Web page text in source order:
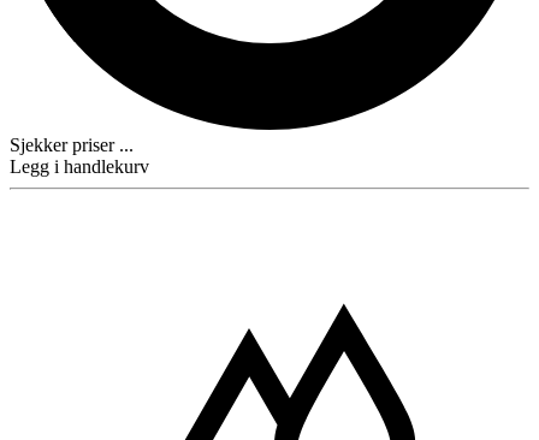
Sjekker priser ...
Legg i handlekurv